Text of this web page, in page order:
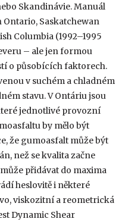
Skandinávie. Manuál
Saskatchewan
Columbia (1992–1995
– ale jen formou
o působících faktorech.
v suchém a chladném
stavu. V Ontáriu jsou
jednotlivé provozní
by mělo být
že gumoasfalt může být
než se kvalita začne
přidávat do maxima
heslovitě i některé
viskozitní a reometrická
Dynamic Shear